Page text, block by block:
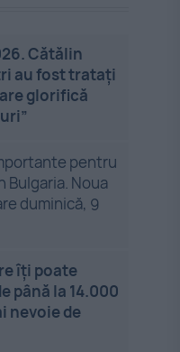
Cătălin
au fost tratați
glorifică
pentru
Bulgaria. Noua
duminică, 9
îți poate
până la 14.000
nevoie de